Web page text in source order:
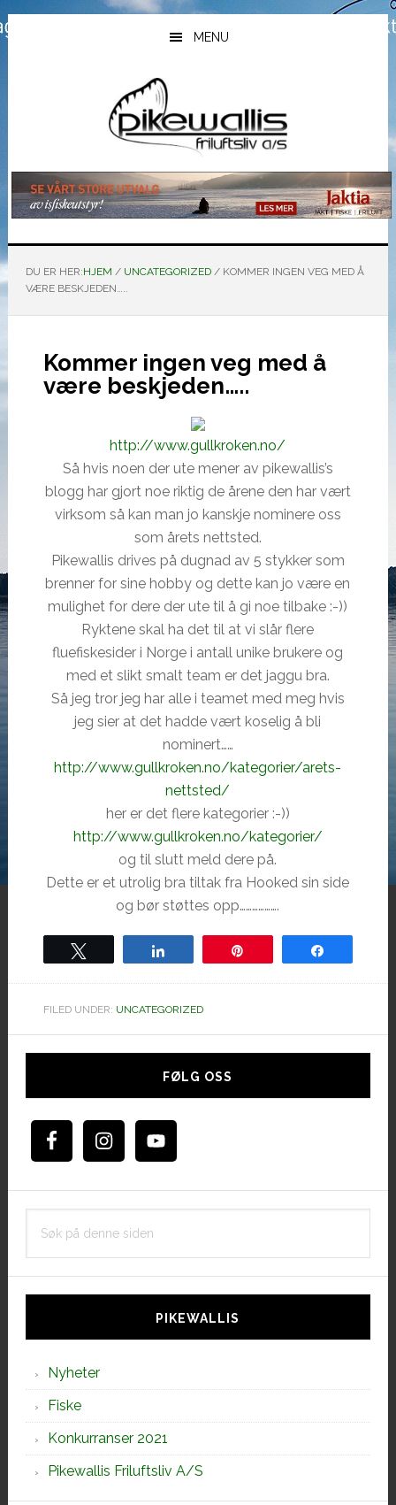
Hopp
til
Hopp
til
Hopp
til
MENU
DU ER HER:HJEM / UNCATEGORIZED /KOMMER INGEN VEG MED Å
VÆRE BESKJEDEN…..
Kommer ingen veg med å
være beskjeden…..
http://www.gullkroken.no/
Så hvis noen der ute mener av pikewallis’s
blogg har gjort noe riktig de årene den har vært
virksom så kan man jo kanskje nominere oss
som årets nettsted.
Pikewallis drives på dugnad av 5 stykker som
brenner for sine hobby og dette kan jo være en
mulighet for dere der ute til å gi noe tilbake :-))
Ryktene skal ha det til at vi slår flere
fluefiskesider i Norge i antall unike brukere og
med et slikt smalt team er det jaggu bra.
Så jeg tror jeg har alle i teamet med meg hvis
jeg sier at det hadde vært koselig å bli
nominert……
http://www.gullkroken.no/kategorier/arets-
nettsted/
her er det flere kategorier :-))
http://www.gullkroken.no/kategorier/
og til slutt meld dere på.
Dette er et utrolig bra tiltak fra Hooked sin side
og bør støttes opp……………….
FILED UNDER: UNCATEGORIZED
Hoved
FØLG OSS
PIKEWALLIS
Nyheter
Fiske
Konkurranser 2021
Pikewallis Friluftsliv A/S